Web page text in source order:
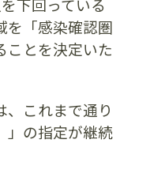
下回っている
を「感染確認圏
ことを決定いた
、これまで通り
」の指定が継続